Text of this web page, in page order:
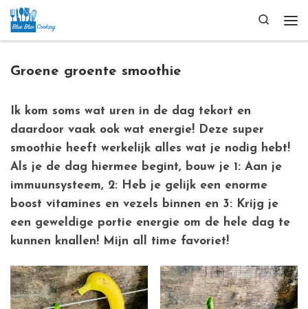
Ga naar inhoud
Search
Groene groente smoothie
Ik kom soms wat uren in de dag tekort en
daardoor vaak ook wat energie! Deze super
smoothie heeft werkelijk alles wat je nodig hebt!
Als je de dag hiermee begint, bouw je 1: Aan je
immuunsysteem, 2: Heb je gelijk een enorme
boost vitamines en vezels binnen en 3: Krijg je
een geweldige portie energie om de hele dag te
kunnen knallen! Mijn all time favoriet!